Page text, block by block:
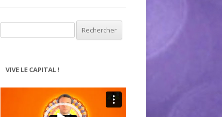
VIVE LE CAPITAL !
Lecteur